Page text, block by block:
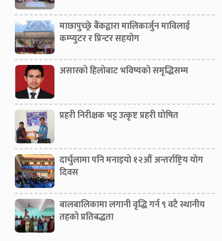
माछापुच्छ्रे बैंकद्वारा मालिकार्जुन माविलाई
कम्प्युटर र प्रिन्टर सहयोग
असारको हिलोबाट भविष्यको समृद्धिसम्म
प्रहरी निरीक्षक भट्ट उत्कृष्ट प्रहरी घोषित
दार्चुलामा पनि मनाइयो १२औँ अन्तर्राष्ट्रिय योग
दिवस
बालबालिकामा लगानी वृद्धि गर्न ९ वटै स्थानीय
तहको प्रतिबद्धता